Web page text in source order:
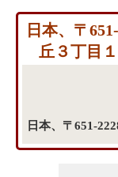
日本、〒
丘３丁目
日本、〒651-